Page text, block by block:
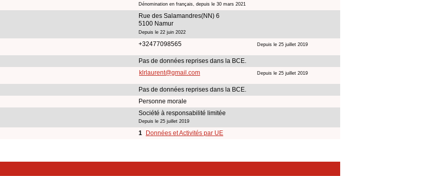
Dénomination en français, depuis le 30 mars 2021
Rue des Salamandres(NN) 6
5100 Namur
Depuis le 22 juin 2022
+32477098565 Depuis le 25 juillet 2019
Pas de données reprises dans la BCE.
klrlaurent@gmail.com Depuis le 25 juillet 2019
Pas de données reprises dans la BCE.
Personne morale
Société à responsabilité limitée
Depuis le 25 juillet 2019
1 Données et Activités par UE